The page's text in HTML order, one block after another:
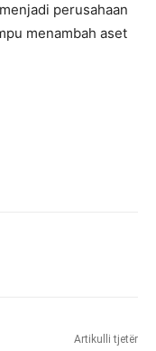
perusahaan
menambah aset
Artikulli tjetër